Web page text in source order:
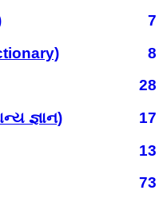
7
8
28
જ્ઞાન)
17
13
73